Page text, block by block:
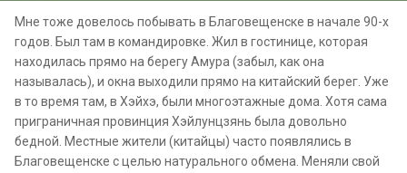
Мне тоже довелось побывать в Благовещенске в начале 90-х
годов. Был там в командировке. Жил в гостинице, которая
находилась прямо на берегу Амура (забыл, как она
называлась), и окна выходили прямо на китайский берег. Уже
в то время там, в Хэйхэ, были многоэтажные дома. Хотя сама
приграничная провинция Хэйлунцзянь была довольно
бедной. Местные жители (китайцы) часто появлялись в
Благовещенске с целью натурального обмена. Меняли свой